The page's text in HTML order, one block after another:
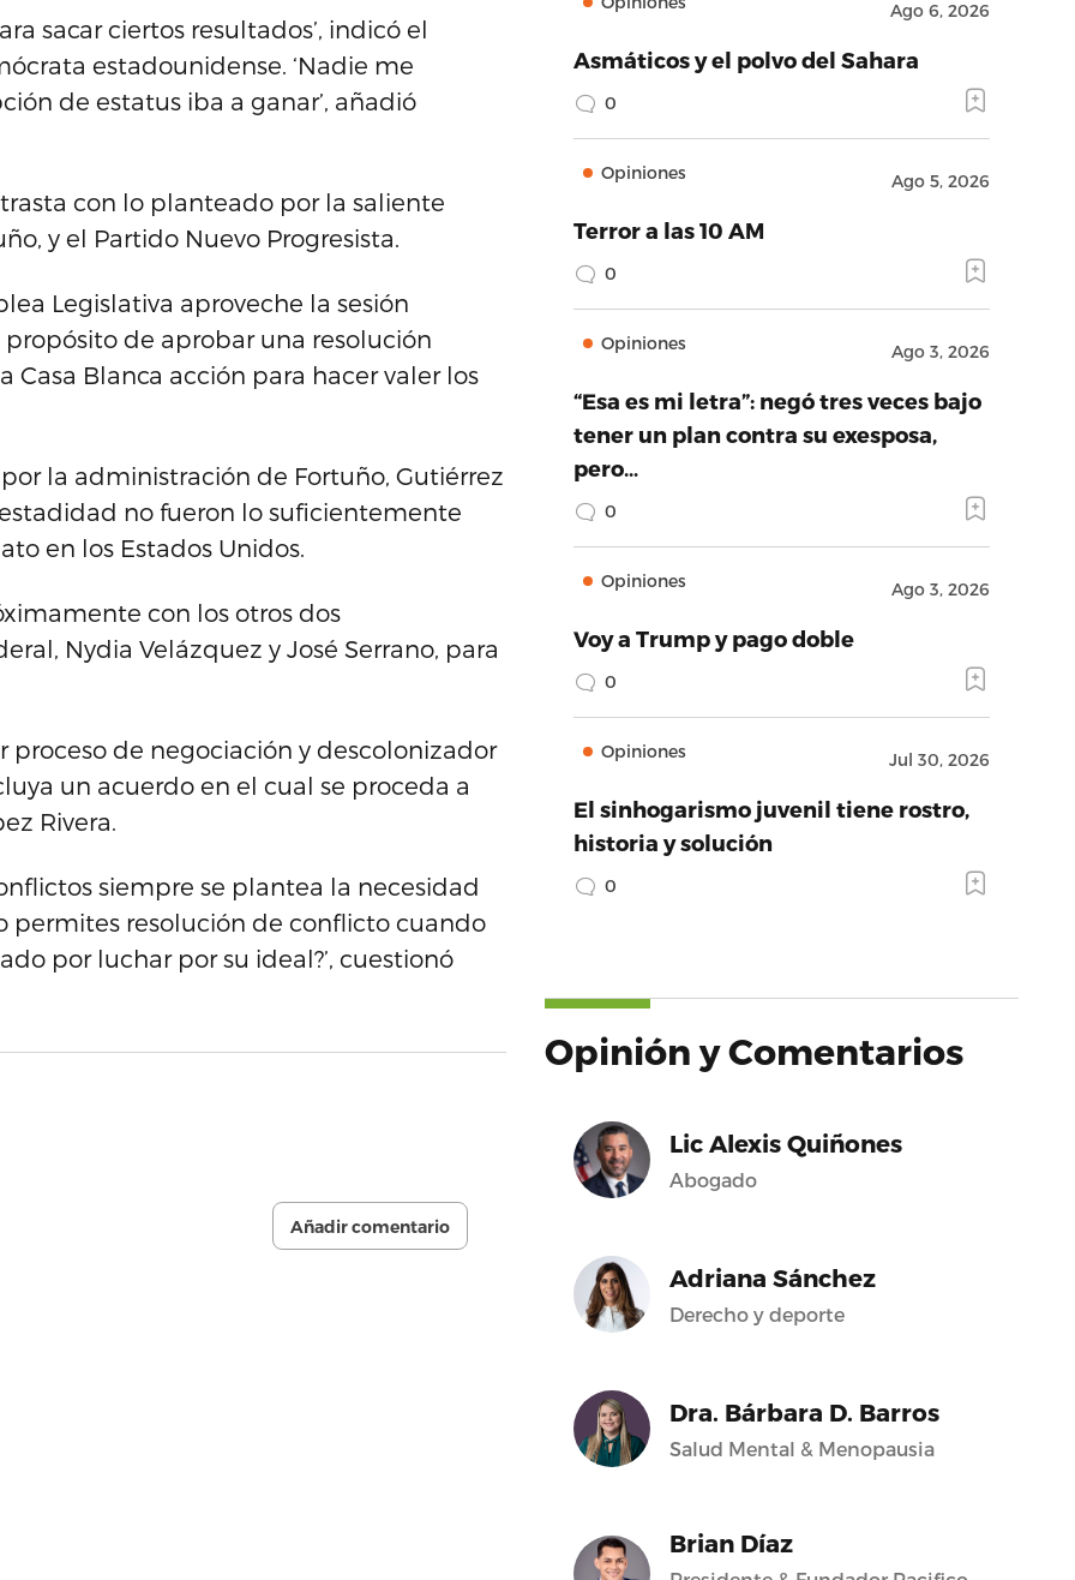
sacar ciertos resultados’, indicó el
estadounidense. ‘Nadie me
de estatus iba a ganar’, añadió
con lo planteado por la saliente
y el Partido Nuevo Progresista.
Legislativa aproveche la sesión
de aprobar una resolución
Blanca acción para hacer valer los
la administración de Fortuño, Gutiérrez
no fueron lo suficientemente
en los Estados Unidos.
con los otros dos
Nydia Velázquez y José Serrano, para
de negociación y descolonizador
un acuerdo en el cual se proceda a
Rivera.
siempre se plantea la necesidad
permites resolución de conflicto cuando
por luchar por su ideal?’, cuestionó
Añadir comentario
Ago 6, 2026
Asmáticos y el polvo del Sahara
0
Opiniones Ago 5, 2026
Terror a las 10 AM
0
Opiniones Ago 3, 2026
“Esa es mi letra”: negó tres veces bajo
tener un plan contra su exesposa,
pero…
0
Opiniones Ago 3, 2026
Voy a Trump y pago doble
0
Opiniones Jul 30, 2026
El sinhogarismo juvenil tiene rostro,
historia y solución
0
Opinión y Comentarios
Lic Alexis Quiñones
Abogado
Adriana Sánchez
Derecho y deporte
Dra. Bárbara D. Barros
Salud Mental & Menopausia
Brian Díaz